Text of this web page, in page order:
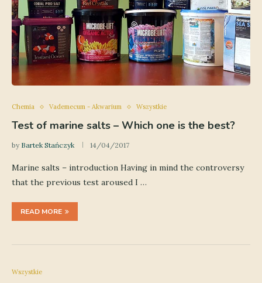
Chemia Vademecum - Akwarium Wszystkie
Test of marine salts – Which one is the best?
by Bartek Stańczyk 14/04/2017
Marine salts – introduction Having in mind the controversy
that the previous test aroused I …
READ MORE
Wszystkie